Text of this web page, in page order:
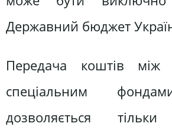
Державний бюджет
Передача коштів між
спеціальним
дозволяється